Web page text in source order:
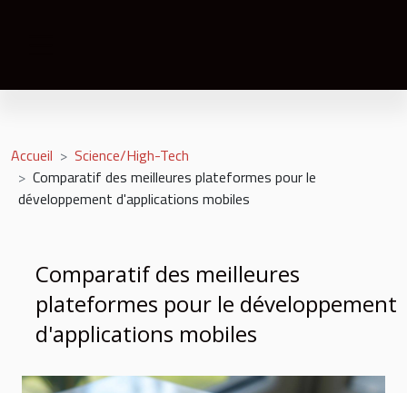
Accueil
Science/High-Tech
Comparatif des meilleures plateformes pour le
développement d'applications mobiles
Comparatif des meilleures
plateformes pour le développement
d'applications mobiles